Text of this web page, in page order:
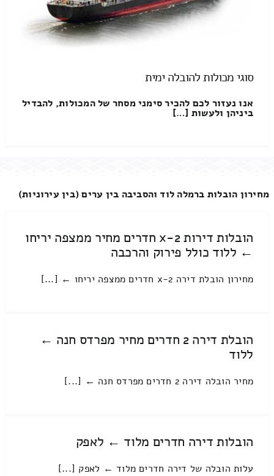
סוגי מכולות להובלה ימית
אנו נעזור לכם להכיר סימני מסחר של המכולות, להבדיל
ביניהן ולעשות […]
מחירון הובלות ברמלה לוד והסביבה בין ערים (בין עירוניות)
הובלות דירות 2-x חדרים מחיר ממצפה יריחו
← ללוד כולל פירוק והרכבה
מחירון הובלת דירה 2-x חדרים ממצפה יריחו ← [...]
הובלת דירה 2 חדרים מחיר מפרדס חנה ←
ללוד
מחיר הובלה דירה 2 חדרים מפרדס חנה ← [...]
הובלות דירה חדרים מלוד ← לאפק
עלות הובלה של דירה חדרים מלוד ← לאפק [...]